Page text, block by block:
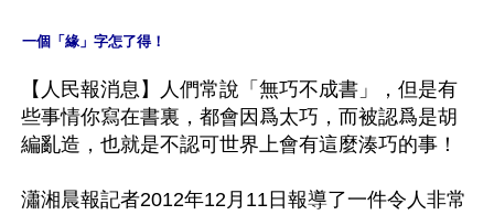
【人民報消息】人們常說「無巧不成書」，但是有
些事情你寫在書裏，都會因爲太巧，而被認爲是胡
編亂造，也就是不認可世界上會有這麼湊巧的事！
瀟湘晨報記者2012年12月11日報導了一件令人非常